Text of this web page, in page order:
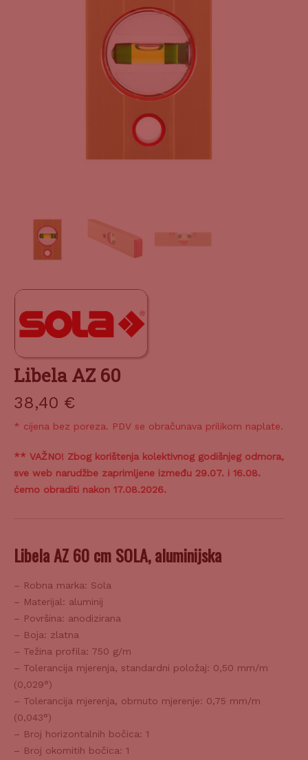
Libela AZ 60
38,40 €
* cijena bez poreza. PDV se obračunava prilikom naplate.
** VAŽNO! Zbog korištenja kolektivnog godišnjeg odmora,
sve web narudžbe zaprimljene između 29.07. i 16.08.
ćemo obraditi nakon 17.08.2026.
Libela AZ 60 cm SOLA, aluminijska
– Robna marka: Sola
– Materijal: aluminij
– Površina: anodizirana
– Boja: zlatna
– Težina profila: 750 g/m
– Tolerancija mjerenja, standardni položaj: 0,50 mm/m
(0,029°)
– Tolerancija mjerenja, obrnuto mjerenje: 0,75 mm/m
(0,043°)
– Broj horizontalnih bočica: 1
– Broj okomitih bočica: 1